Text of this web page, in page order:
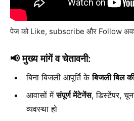
पेज को Like, subscribe और Follow
📢मुख्य मांगें व चेतावनी:
बिना बिजली आपूर्ति केबिजली बिल
आवासों मेंसंपूर्ण मेंटेनेंस, डिस्टेंपर,
व्यवस्था हो